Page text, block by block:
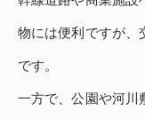
物には便利ですが、
です。
一方で、公園や河川